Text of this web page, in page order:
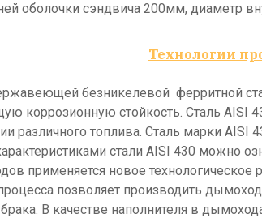
оболочки сэндвича 200мм, диаметр
Технологии
безникелевой ферритной
коррозионную стойкость. Сталь AISI
различного топлива. Сталь марки AISI
стали AISI 430 можно
применяется новое
позволяет производить
В качестве наполнителя в